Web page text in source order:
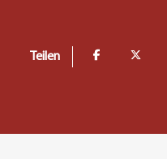
Teilen